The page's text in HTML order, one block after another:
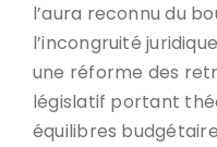
l’aura reconnu du
l’incongruité
une réforme des
législatif portant
équilibres